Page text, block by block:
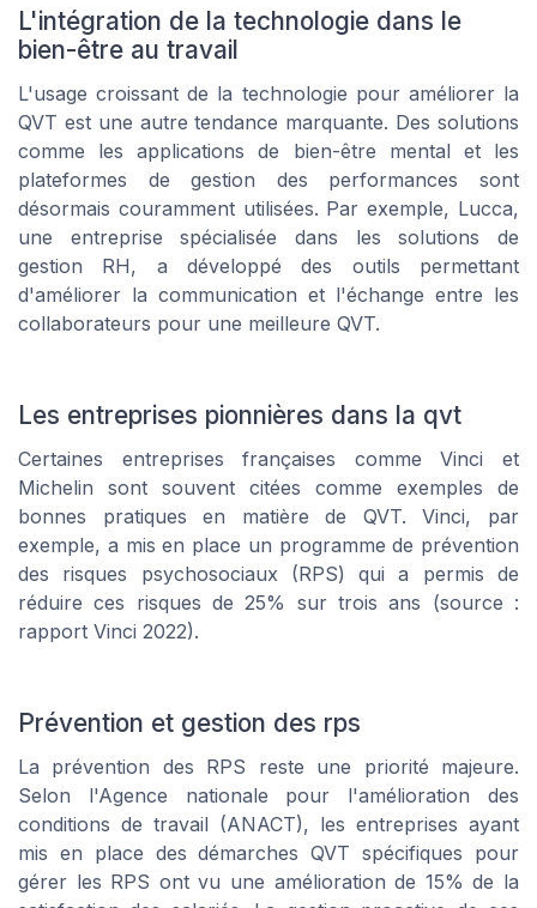
L'intégration de la technologie dans le
bien-être au travail
L'usage croissant de la technologie pour améliorer la
QVT est une autre tendance marquante. Des solutions
comme les applications de bien-être mental et les
plateformes de gestion des performances sont
désormais couramment utilisées. Par exemple, Lucca,
une entreprise spécialisée dans les solutions de
gestion RH, a développé des outils permettant
d'améliorer la communication et l'échange entre les
collaborateurs pour une meilleure QVT.
Les entreprises pionnières dans la qvt
Certaines entreprises françaises comme Vinci et
Michelin sont souvent citées comme exemples de
bonnes pratiques en matière de QVT. Vinci, par
exemple, a mis en place un programme de prévention
des risques psychosociaux (RPS) qui a permis de
réduire ces risques de 25% sur trois ans (source :
rapport Vinci 2022).
Prévention et gestion des rps
La prévention des RPS reste une priorité majeure.
Selon l'Agence nationale pour l'amélioration des
conditions de travail (ANACT), les entreprises ayant
mis en place des démarches QVT spécifiques pour
gérer les RPS ont vu une amélioration de 15% de la